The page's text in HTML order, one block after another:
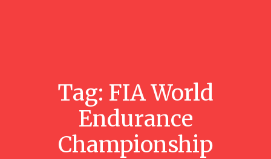
Tag: FIA World
Endurance
Championship